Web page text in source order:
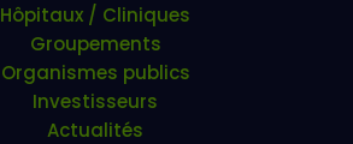
Hôpitaux / Cliniques
Groupements
Organismes publics
Investisseurs
Actualités